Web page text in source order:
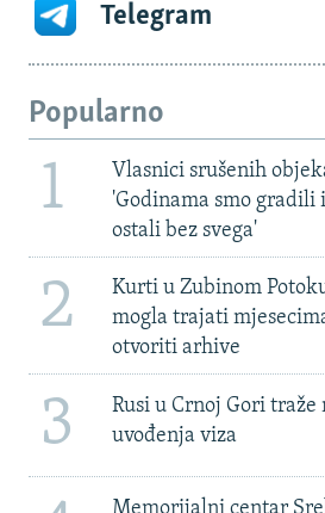
Telegram
Popularno
1
Vlasnici srušenih
'Godinama smo gradili
ostali bez svega'
2
Kurti u Zubinom
mogla trajati
otvoriti arhive
3
Rusi u Crnoj Gori traže
uvođenja viza